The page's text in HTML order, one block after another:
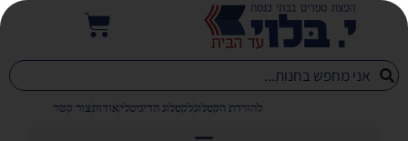
להורדת הקטלוגלקטלוג הדיגיטליאודותצור קשר